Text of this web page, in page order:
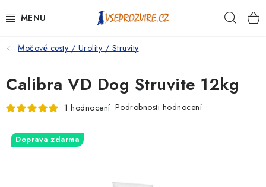
na
PSI
KOČKY
KONĚ
ANTIPARAZITIKA
Močové cesty / Urolity / Struvity
Calibra VD Dog Struvite 12kg
1 hodnocení Podrobnosti hodnocení
Doprava zdarma